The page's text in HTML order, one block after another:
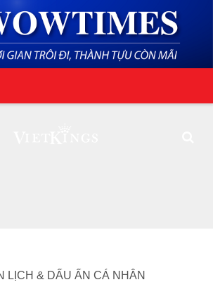
LỊCH & DẤU ẤN CÁ NHÂN